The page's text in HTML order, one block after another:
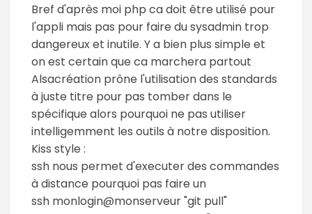
Bref d'après moi php ca doit être utilisé pour
l'appli mais pas pour faire du sysadmin trop
dangereux et inutile. Y a bien plus simple et
on est certain que ca marchera partout
Alsacréation prône l'utilisation des standards
à juste titre pour pas tomber dans le
spécifique alors pourquoi ne pas utiliser
intelligemment les outils à notre disposition.
Kiss style :
ssh nous permet d'executer des commandes
à distance pourquoi pas faire un
ssh monlogin@monserveur "git pull"